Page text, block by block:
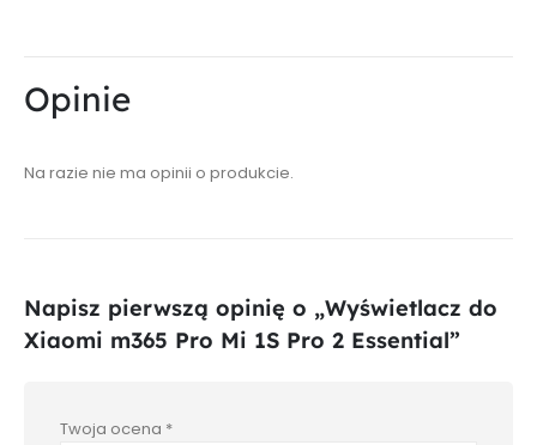
Opinie
Na razie nie ma opinii o produkcie.
Napisz pierwszą opinię o „Wyświetlacz do
Xiaomi m365 Pro Mi 1S Pro 2 Essential”
Twoja ocena *